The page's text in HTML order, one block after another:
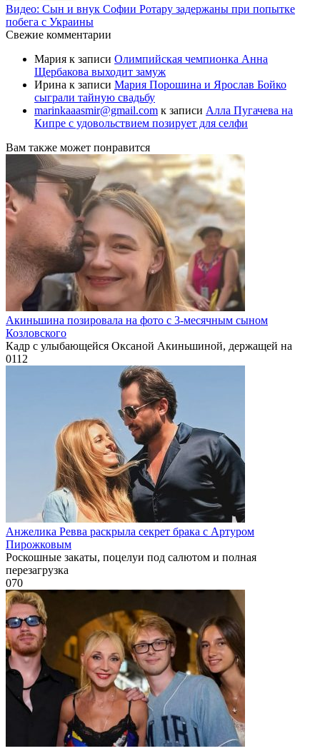
Видео: Сын и внук Софии Ротару задержаны при попытке
побега с Украины
Свежие комментарии
Мария к записи Олимпийская чемпионка Анна
Щербакова выходит замуж
Ирина к записи Мария Порошина и Ярослав Бойко
сыграли тайную свадьбу
marinkaaasmir@gmail.com к записи Алла Пугачева на
Кипре с удовольствием позирует для селфи
Вам также может понравится
Акиньшина позировала на фото с 3-месячным сыном
Козловского
Кадр с улыбающейся Оксаной Акиньшиной, держащей на
0112
Анжелика Ревва раскрыла секрет брака с Артуром
Пирожковым
Роскошные закаты, поцелуи под салютом и полная
перезагрузка
070